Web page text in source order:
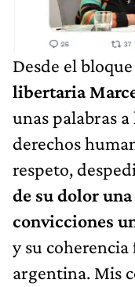
​Desde el
libertaria
unas palabras
derechos
respeto,
de su dolor una
convicciones
y su
argentina. Mis